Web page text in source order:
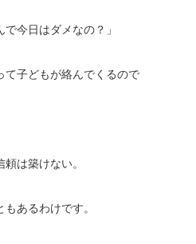
今日はダメなの？」
て子どもが絡んでくるので
は築けない。
あるわけです。